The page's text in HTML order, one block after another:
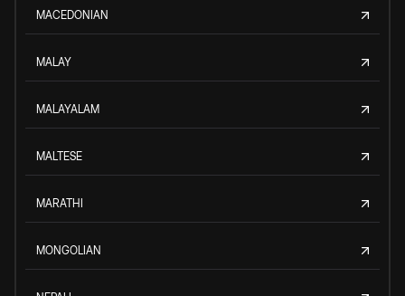
MACEDONIAN
MALAY
MALAYALAM
MALTESE
MARATHI
MONGOLIAN